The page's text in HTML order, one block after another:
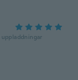
uppladdningar